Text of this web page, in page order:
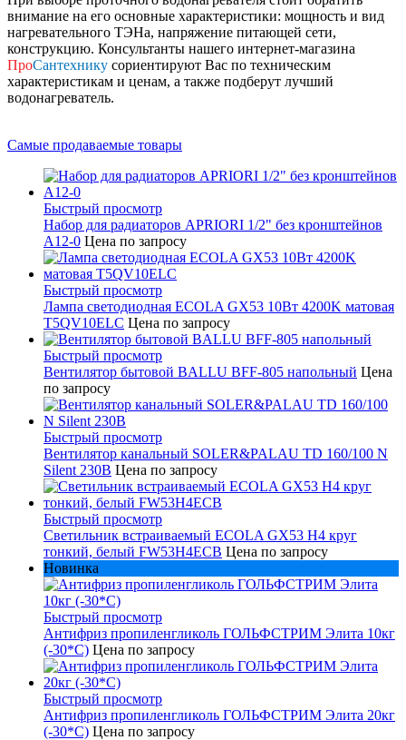
внимание на его основные характеристики: мощность и вид
нагревательного ТЭНа, напряжение питающей сети,
конструкцию. Консультанты нашего интернет-магазина
ПроСантехнику сориентируют Вас по техническим
характеристикам и ценам, а также подберут лучший
водонагреватель.
Самые продаваемые товары
Быстрый просмотр
Набор для радиаторов APRIORI 1/2" без кронштейнов
A12-0 Цена по запросу
Быстрый просмотр
Лампа светодиодная ECOLA GX53 10Вт 4200K матовая
T5QV10ELC Цена по запросу
Быстрый просмотр
Вентилятор бытовой BALLU BFF-805 напольный Цена
по запросу
Быстрый просмотр
Вентилятор канальный SOLER&PALAU TD 160/100 N
Silent 230В Цена по запросу
Быстрый просмотр
Светильник встраиваемый ECOLA GX53 H4 круг
тонкий, белый FW53H4ECB Цена по запросу
Новинка
Быстрый просмотр
Антифриз пропиленгликоль ГОЛЬФСТРИМ Элита 10кг
(-30*С) Цена по запросу
Быстрый просмотр
Антифриз пропиленгликоль ГОЛЬФСТРИМ Элита 20кг
(-30*С) Цена по запросу